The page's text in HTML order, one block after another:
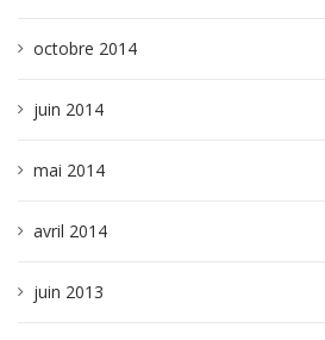
octobre 2014
juin 2014
mai 2014
avril 2014
juin 2013